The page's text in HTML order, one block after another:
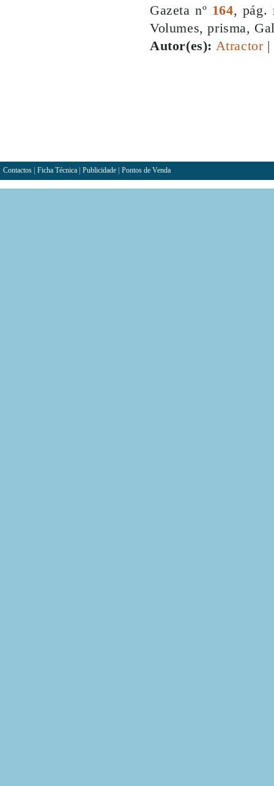
Gazeta nº 164, pág.
Volumes, prisma,
Autor(es): Atractor|
Contactos Ficha Técnica Publicidade Pontos de Venda